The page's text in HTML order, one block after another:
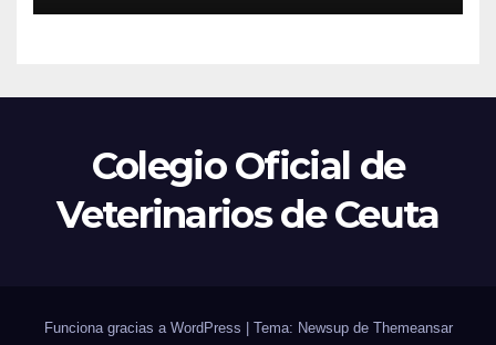
Colegio Oficial de
Veterinarios de Ceuta
Funciona gracias a WordPress | Tema: Newsup de Themeansar